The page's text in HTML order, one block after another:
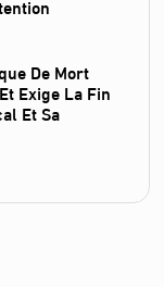
De Mort
Exige La Fin
Et Sa